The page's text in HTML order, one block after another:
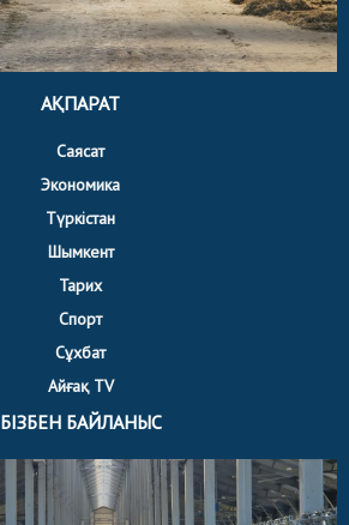
АҚПАРАТ
Саясат
Экономика
Түркістан
Шымкент
Тарих
Спорт
Сұхбат
Айғақ TV
БІЗБЕН БАЙЛАНЫС